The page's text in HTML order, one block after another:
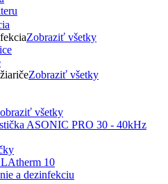
Zobraziť všetky
Zobraziť všetky
všetky
a dezinfekciu